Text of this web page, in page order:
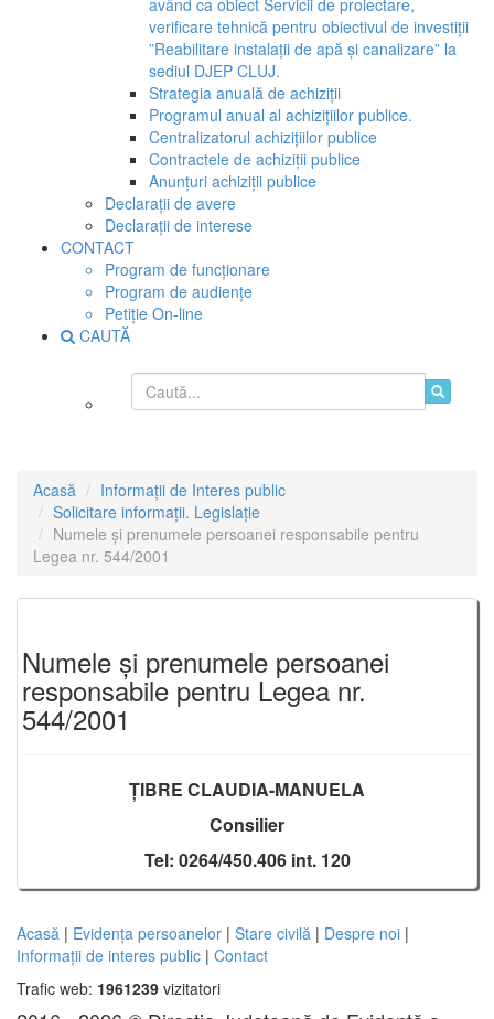
având ca obiect Servicii de proiectare,
verificare tehnică pentru obiectivul de investiții
”Reabilitare instalații de apă și canalizare” la
sediul DJEP CLUJ.
Strategia anuală de achiziţii
Programul anual al achizițiilor publice.
Centralizatorul achizițiilor publice
Contractele de achiziții publice
Anunțuri achiziții publice
Declarații de avere
Declarații de interese
CONTACT
Program de funcționare
Program de audiențe
Petiție On-line
CAUTĂ
Acasă
Informații de Interes public
Solicitare informații. Legislație
Numele și prenumele persoanei responsabile pentru
Legea nr. 544/2001
Numele și prenumele persoanei
responsabile pentru Legea nr.
544/2001
ȚIBRE CLAUDIA-MANUELA
Consilier
Tel: 0264/450.406 int. 120
Acasă | Evidența persoanelor | Stare civilă | Despre noi |
Informații de interes public | Contact
Trafic web: 1961239 vizitatori